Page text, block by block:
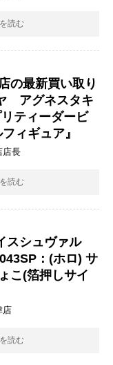
読む
の最新買い取り
アグネスタキ
ティーダービ
ィギュア』
店長
読む
スシュヴァル
：(ホロ) ​サ
こ(箔押しサイ
店
読む